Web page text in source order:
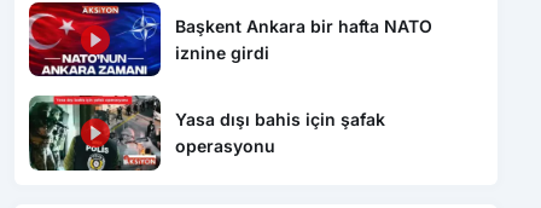
Başkent Ankara bir hafta NATO
iznine girdi
Yasa dışı bahis için şafak
operasyonu